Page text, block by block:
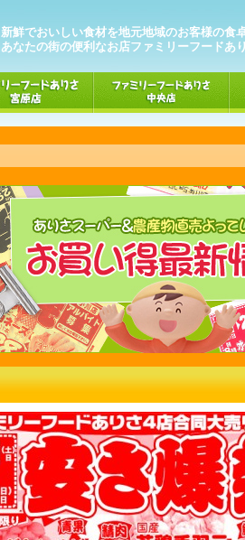
新鮮でおいしい食材を地元地域のお客様の食
あなたの街の便利なお店ファミリーフードあ